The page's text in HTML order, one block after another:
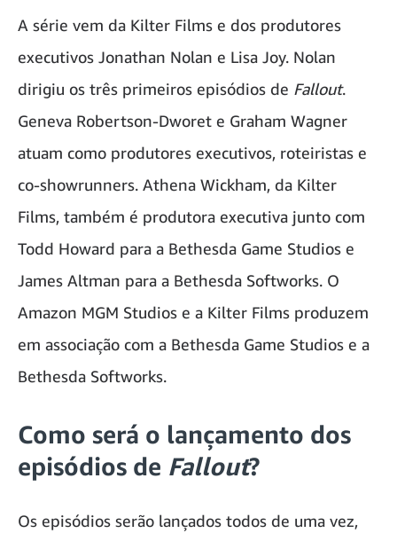
A série vem da Kilter Films e dos produtores
executivos Jonathan Nolan e Lisa Joy. Nolan
dirigiu os três primeiros episódios de Fallout.
Geneva Robertson-Dworet e Graham Wagner
atuam como produtores executivos, roteiristas e
co-showrunners. Athena Wickham, da Kilter
Films, também é produtora executiva junto com
Todd Howard para a Bethesda Game Studios e
James Altman para a Bethesda Softworks. O
Amazon MGM Studios e a Kilter Films produzem
em associação com a Bethesda Game Studios e a
Bethesda Softworks.
Como será o lançamento dos
episódios de Fallout?
Os episódios serão lançados todos de uma vez,